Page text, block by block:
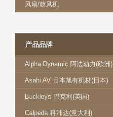
风扇/鼓风机
产品品牌
Alpha Dynamic 阿法动力(欧洲)
Asahi AV 日本旭有机材(日本)
Buckleys 巴克利(英国)
Calpeda 科沛达(意大利)